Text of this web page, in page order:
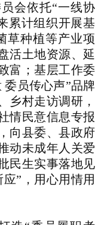
会依托“一线协
累计组织开展基
草种植等产业项
活土地资源、延
富；基层工作委
委员传心声”品牌
乡村走访调研，
情民意信息专报
向县委、县政府
动未成年人关爱
民生实事落地见
”，用心用情用